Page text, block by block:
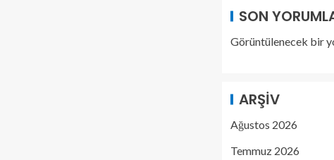
SON
Görüntülenecek bir
ARŞIV
Ağustos 2026
Temmuz 2026